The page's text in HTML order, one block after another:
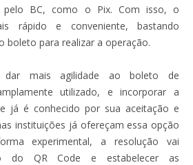
pelo BC, como o Pix. Com isso, o
rápido e conveniente, bastando
boleto para realizar a operação.
dar mais agilidade ao boleto de
utilizado, e incorporar a
já é conhecido por sua aceitação e
instituições já ofereçam essa opção
experimental, a resolução vai
do QR Code e estabelecer as